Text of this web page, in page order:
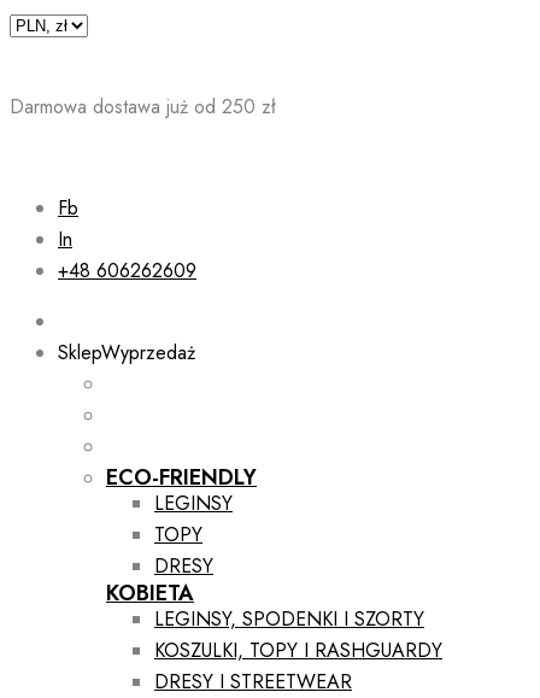
Skip
Darmowa dostawa już od 250 zł
Fb
In
+48 606262609
SklepWyprzedaż
ECO-FRIENDLY
LEGINSY
TOPY
DRESY
KOBIETA
LEGINSY, SPODENKI I SZORTY
KOSZULKI, TOPY I RASHGUARDY
DRESY I STREETWEAR